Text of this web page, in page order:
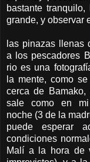
bastante
grande, y observar
las pinazas llenas
a los pescadores
rio es una
la mente, como
cerca de
sale como en
noche (3 de la
puede esperar
condiciones
Malí a la hora de